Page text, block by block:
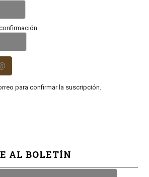
para confirmar la suscripción.
AL BOLETÍN